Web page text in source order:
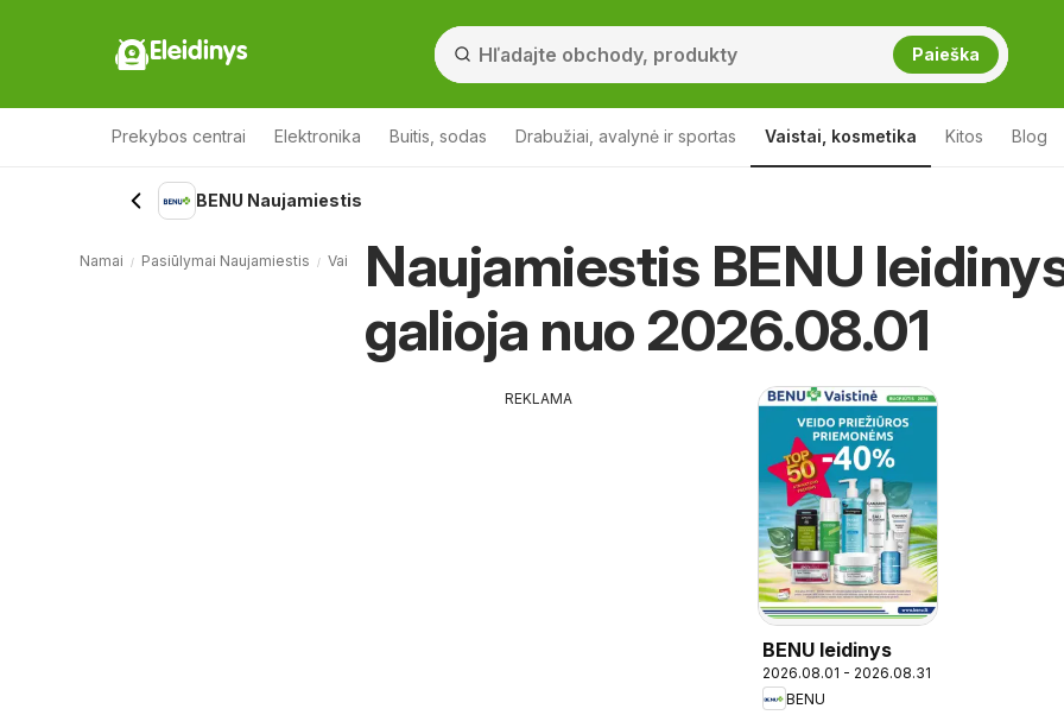
Eleidinys Paieška
Prekybos centrai Elektronika Buitis, sodas Drabužiai, avalynė ir sportas Vaistai, kosmetika Kitos Blog
BENU Naujamiestis
Naujamiestis BENU
galioja nuo 2026.08.01
REKLAMA
BENU leidinys
2026.08.01 - 2026.08.31
BENU
Namai Pasiūlymai Naujamiestis Vaistai, kosmetika Naujamiestis BENU Naujamiestis